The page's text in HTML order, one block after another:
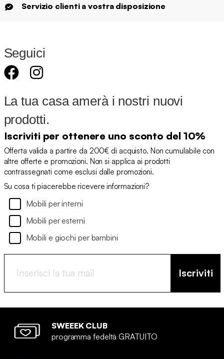
Servizio clienti a vostra disposizione
Seguici
La tua casa amerà i nostri nuovi
prodotti.
Iscriviti per ottenere uno sconto del 10%
Offerta valida a partire da 200€ di acquisto. Non cumulabile con
altre offerte e promozioni. Non si applica ai prodotti
contrassegnati come esclusi dalle promozioni.
Su cosa ti piacerebbe ricevere informazioni?
Mobili per interni
Mobili per esterni
Mobili e giochi per bambini
Iscriviti
SWEEEK CLUB
programma fedeltà GRATUITO